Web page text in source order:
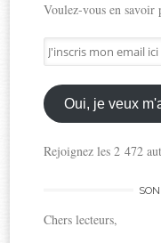
Voulez-vous en savoir
J'inscris
mon
email
ici
Oui, je veux
Rejoignez les 2 472
Chers lecteurs,